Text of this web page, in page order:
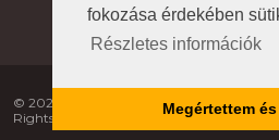
fokozása érdekében
Részletes információk
Megértettem
© 2020 - Bástya Üzletház. All
Rights Reserved. /
Házirend